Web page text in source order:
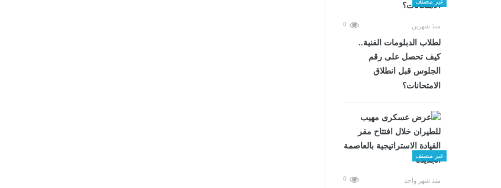
منذ شهرين 0
لطلاب الدبلومات الفنية..
كيف تحصل على رقم
الجلوس قبل انطلاق
الامتحانات؟
غير مصنف
منذ شهر واحد 0